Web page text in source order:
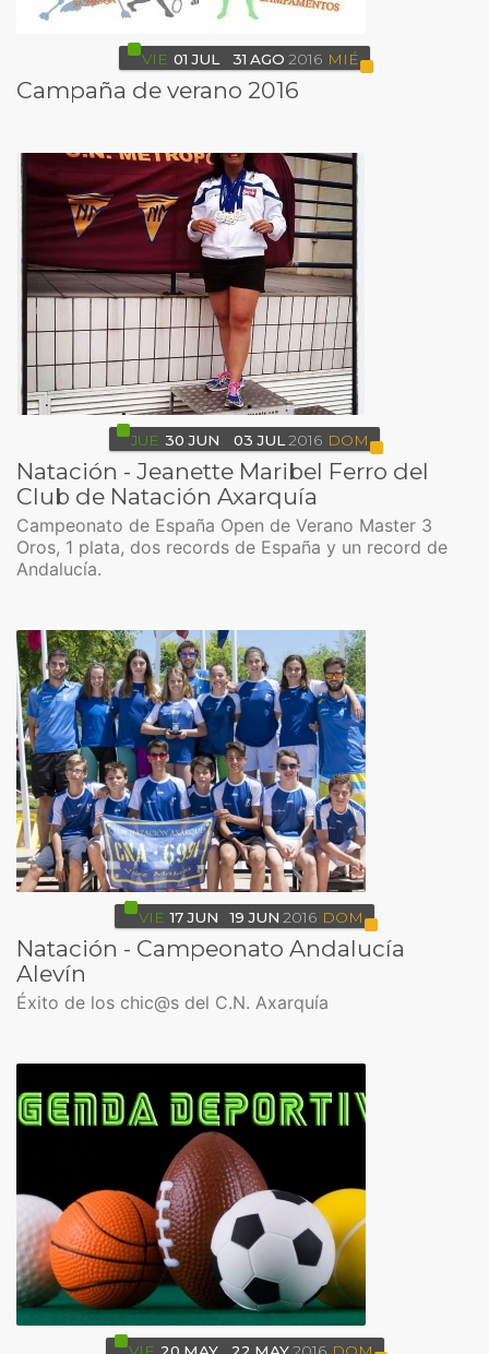
VIE 01 JUL 31 AGO 2016 MIÉ
Campaña de verano 2016
JUE 30 JUN 03 JUL2016 DOM
Natación - Jeanette Maribel Ferro del
Club de Natación Axarquía
Campeonato de España Open de Verano Master 3
Oros, 1 plata, dos records de España y un record de
Andalucía.
VIE 17 JUN 19 JUN 2016 DOM
Natación - Campeonato Andalucía
Alevín
Éxito de los chic@s del C.N. Axarquía